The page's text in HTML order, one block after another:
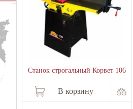
Станок строгальный Корвет 106
В корзину